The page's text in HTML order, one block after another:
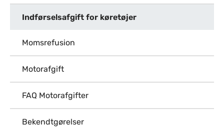
Indførselsafgift for køretøjer
Momsrefusion
Motorafgift
FAQ Motorafgifter
Bekendtgørelser